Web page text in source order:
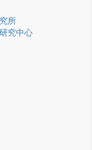
所
究中心